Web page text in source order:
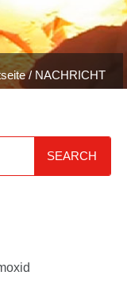
/ NACHRICHT
SEARCH